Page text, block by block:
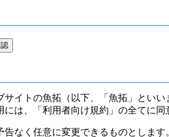
サイトの魚拓（以下、「魚拓」といい
には、「利用者向け規約」の全てに同
なく任意に変更できるものとします